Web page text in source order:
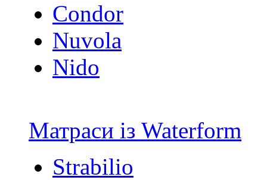
Condor
Nuvola
Nido
Матраси із Waterform
Strabilio